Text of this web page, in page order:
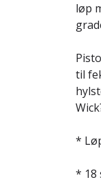
løp
til
*
* 18